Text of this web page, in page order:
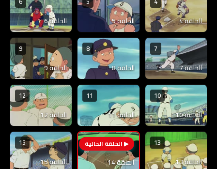
الحلقة 4 الحلقة 5 الحلقة 6
7
الحلقة 7
8
الحلقة 8
9
الحلقة 9
10
الحلقة 10
11
الحلقة 11
12
الحلقة 12
13
الحلقة 13
14
الحلقة 14
15
الحلقة 15